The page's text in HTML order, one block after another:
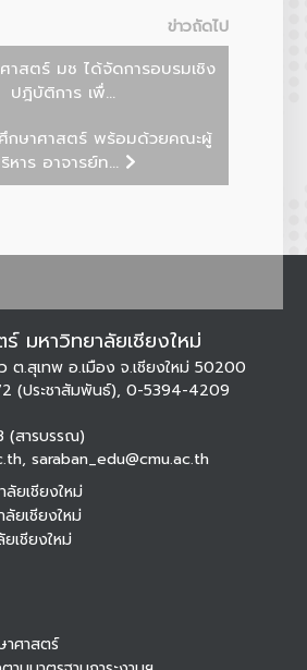
ข่าวถัดไป
าสตร์ มช ได้จัดการอบรมเชิง
ปฎิบัติการ เพื่...
ษาศาสตร์ พร้อมด้วยคณะผู้
หาร อาจารย์ท...
มหาวิทยาลัยเชียงใหม่
ต.สุเทพ อ.เมือง จ.เชียงใหม่ 50200
(ประชาสัมพันธ์), 0-5394-4209
(สารบรรณ)
saraban_edu@cmu.ac.th
ลัยเชียงใหม่
ยเชียงใหม่
เชียงใหม่
ศาสตร์